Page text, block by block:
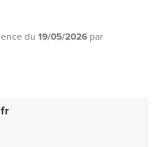
du 19/05/2026 par